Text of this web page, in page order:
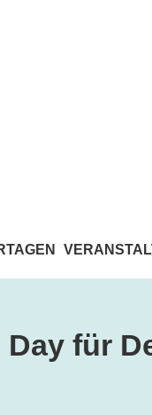
Day für